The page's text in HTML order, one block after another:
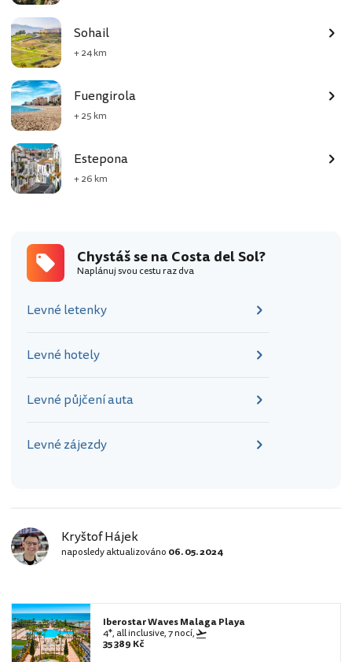
Sohail
+ 24 km
Fuengirola
+ 25 km
Estepona
+ 26 km
Chystáš se na Costa del Sol?
Naplánuj svou cestu raz dva
Levné letenky
Levné hotely
Levné půjčení auta
Levné zájezdy
Kryštof Hájek
naposledy aktualizováno 06. 05. 2024
Iberostar Waves Malaga Playa
4*, all inclusive, 7 nocí,
35 389 Kč